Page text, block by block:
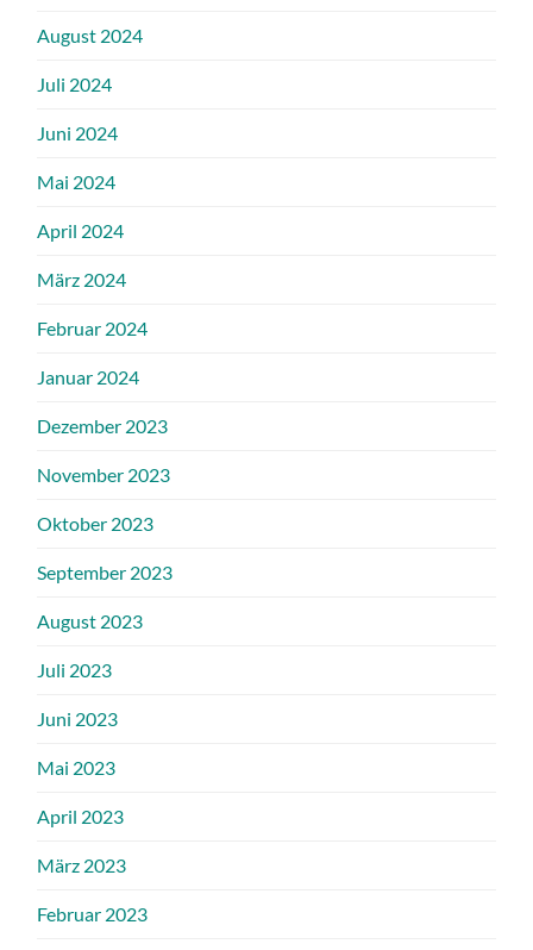
August 2024
Juli 2024
Juni 2024
Mai 2024
April 2024
März 2024
Februar 2024
Januar 2024
Dezember 2023
November 2023
Oktober 2023
September 2023
August 2023
Juli 2023
Juni 2023
Mai 2023
April 2023
März 2023
Februar 2023